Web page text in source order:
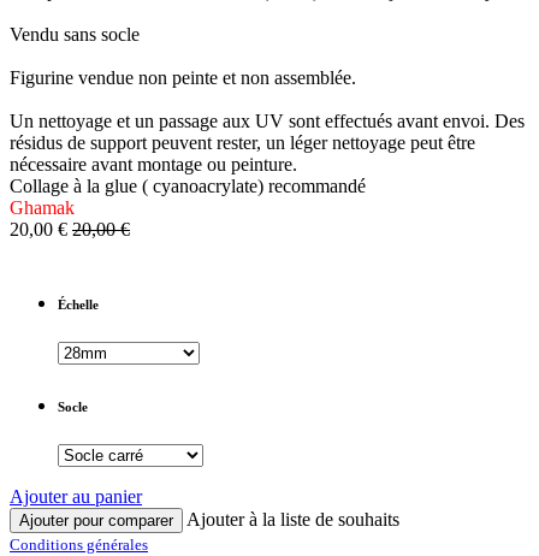
Vendu sans socle
Figurine vendue non peinte et non assemblée.
Un nettoyage et un passage aux UV sont effectués avant envoi. Des
résidus de support peuvent rester, un léger nettoyage peut être
nécessaire avant montage ou peinture.
Collage à la glue ( cyanoacrylate) recommandé
Ghamak
20,00 € 20,00€
Échelle
Socle
Ajouter au panier
Ajouter pour comparer Ajouter à la liste de souhaits
Conditions générales